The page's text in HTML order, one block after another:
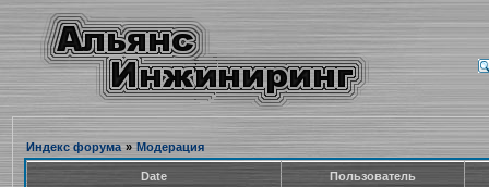
Индекс форума » Модерация
Date Пользователь